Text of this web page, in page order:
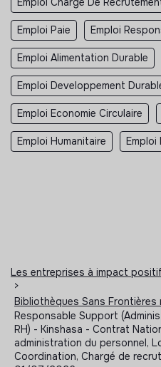
Emploi Paie Emploi
Emploi Alimentation Durable
Emploi Developpement
Emploi Economie Circulaire
Emploi Humanitaire Emploi
Les entreprises à impact
>
Bibliothèques Sans Frontières
Responsable Support
RH) - Kinshasa - Contrat
administration du personnel,
Coordination, Chargé de